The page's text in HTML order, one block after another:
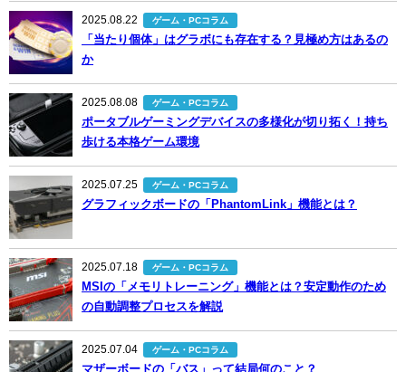
2025.08.22 ゲーム・PCコラム
「当たり個体」はグラボにも存在する？見極め方はあるの
か
2025.08.08 ゲーム・PCコラム
ポータブルゲーミングデバイスの多様化が切り拓く！持ち
歩ける本格ゲーム環境
2025.07.25 ゲーム・PCコラム
グラフィックボードの「PhantomLink」機能とは？
2025.07.18 ゲーム・PCコラム
MSIの「メモリトレーニング」機能とは？安定動作のため
の自動調整プロセスを解説
2025.07.04 ゲーム・PCコラム
マザーボードの「バス」って結局何のこと？